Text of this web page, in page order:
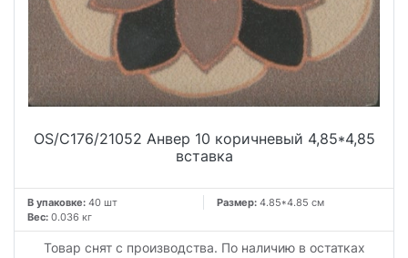
OS/C176/21052 Анвер 10 коричневый 4,85*4,85
вставка
В упаковке: 40 шт Размер: 4.85*4.85 см
Вес: 0.036 кг
Товар снят с производства. По наличию в остатках